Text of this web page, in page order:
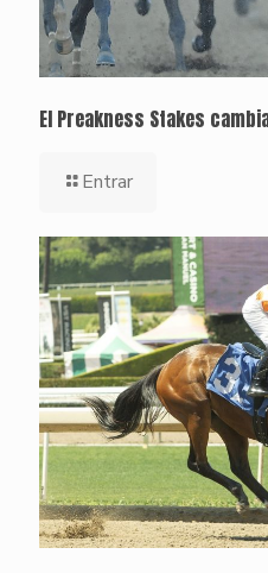
El Preakness Stakes
Entrar